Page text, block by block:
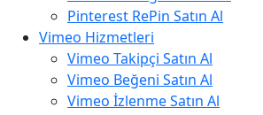
Pinterest RePin Satın Al
Vimeo Hizmetleri
Vimeo Takipçi Satın Al
Vimeo Beğeni Satın Al
Vimeo İzlenme Satın Al